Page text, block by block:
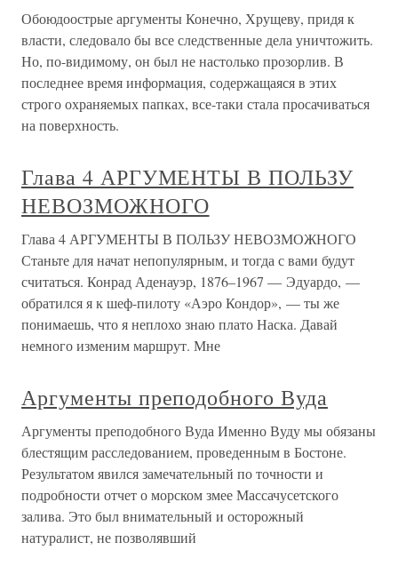
Обоюдоострые аргументы Конечно, Хрущеву, придя к
власти, следовало бы все следственные дела уничтожить.
Но, по-видимому, он был не настолько прозорлив. В
последнее время информация, содержащаяся в этих
строго охраняемых папках, все-таки стала просачиваться
на поверхность.
Глава 4 АРГУМЕНТЫ В ПОЛЬЗУ
НЕВОЗМОЖНОГО
Глава 4 АРГУМЕНТЫ В ПОЛЬЗУ НЕВОЗМОЖНОГО
Станьте для начат непопулярным, и тогда с вами будут
считаться. Конрад Аденауэр, 1876–1967 — Эдуардо, —
обратился я к шеф-пилоту «Аэро Кондор», — ты же
понимаешь, что я неплохо знаю плато Наска. Давай
немного изменим маршрут. Мне
Аргументы преподобного Вуда
Аргументы преподобного Вуда Именно Вуду мы обязаны
блестящим расследованием, проведенным в Бостоне.
Результатом явился замечательный по точности и
подробности отчет о морском змее Массачусетского
залива. Это был внимательный и осторожный
натуралист, не позволявший